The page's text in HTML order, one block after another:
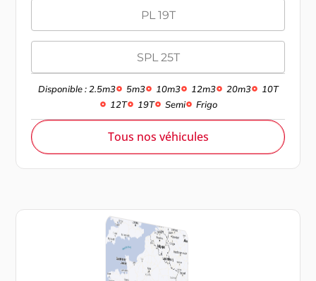
PL 19T
SPL 25T
Disponible : 2.5m3 5m3 10m3 12m3 20m3
10T
12T
19T Semi Frigo
Tous nos véhicules